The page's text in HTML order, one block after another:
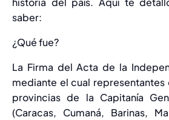
saber:
¿Qué fue?
La Firma del Acta de la
mediante el cual
provincias de la Capitanía
(Caracas, Cumaná, Barinas,